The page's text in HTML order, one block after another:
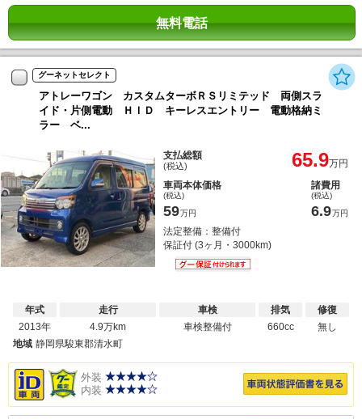
無料電話
グーネットセレクト
アトレーワゴン カスタムターボＲＳリミテッド 両側スラ
イド・片側電動 ＨＩＤ キーレスエントリー 電動格納ミ
ラー ベ...
支払総額
(税込) 65.9万円
車両本体価格
(税込)
59万円
諸費用
(税込)
6.9万円
法定整備：整備付
保証付 (3ヶ月・3000km)
年式
2013年
走行
4.9万km
車検
車検整備付
排気
660cc
修復
無し
地域 静岡県駿東郡清水町
外装
内装